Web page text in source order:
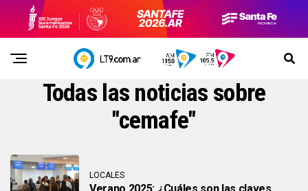
Todas las noticias sobre
"cemafe"
LOCALES